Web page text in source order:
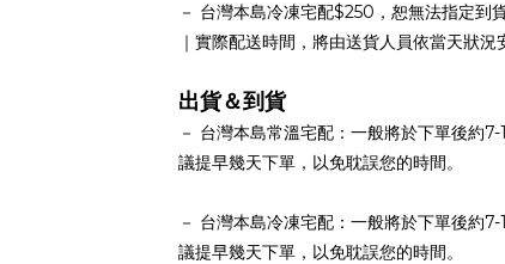
－ 台灣本島冷凍宅配$250，恕無法指定到
｜實際配送時間，將由送貨人員依當天狀況
出貨＆到貨
－ 台灣本島常溫宅配： 一般將於下單後約
議提早幾天下單，以免耽誤您的時間。
－ 台灣本島冷凍宅配： 一般將於下單後約
議提早幾天下單，以免耽誤您的時間。